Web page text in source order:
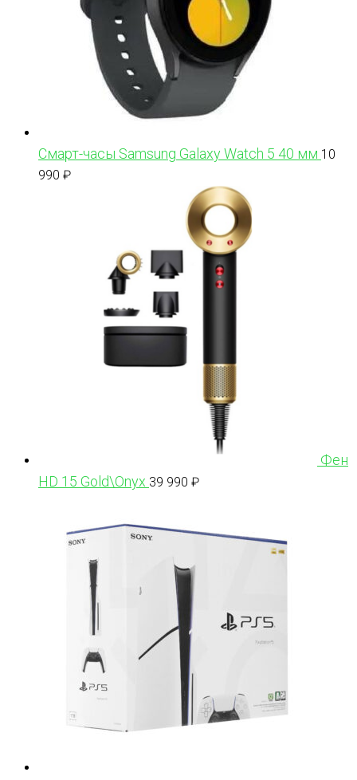
Смарт-часы Samsung Galaxy Watch 5 40 мм 10
990 ₽
Фен
HD 15 Gold\Onyx 39 990 ₽